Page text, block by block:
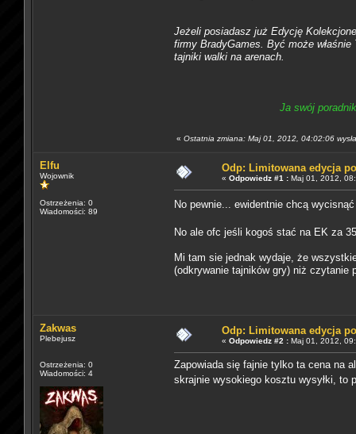
Jeżeli posiadasz już Edycję
firmy BradyGames. Być może
tajniki walki na arenach.
Ja swój
« Ostatnia zmiana: Maj 01, 2012, 04:02:06
Elfu
Wojownik
Ostrzeżenia: 0
Wiadomości: 89
Odp: Limitowana edycja
« Odpowiedz #1 : Maj 01, 2012,
No pewnie... ewidentnie chcą
No ale ofc jeśli kogoś stać na EK za
Mi tam sie jednak wydaje, że
(odkrywanie tajników gry) niż czytanie
Zakwas
Plebejusz
Ostrzeżenia: 0
Wiadomości: 4
Odp: Limitowana edycja
« Odpowiedz #2 : Maj 01, 2012,
Zapowiada się fajnie tylko ta cena na
skrajnie wysokiego kosztu wysyłki, to